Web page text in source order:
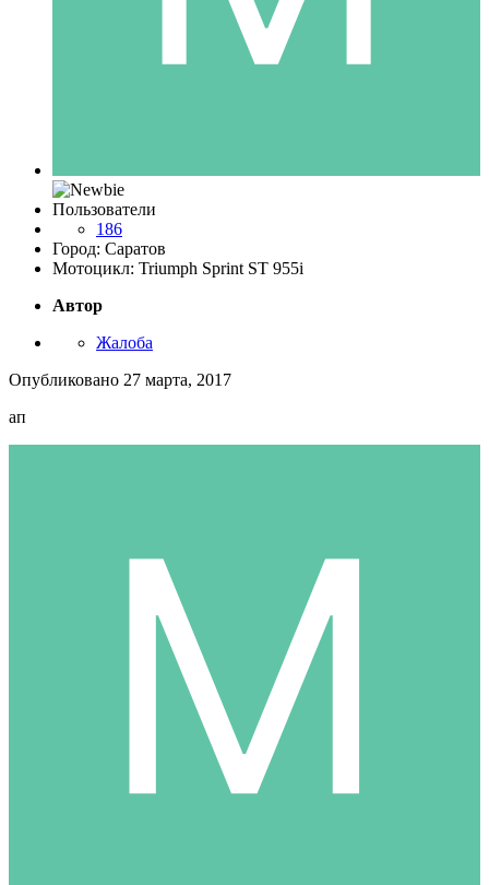
Пользователи
186
Город: Саратов
Мотоцикл: Triumph Sprint ST 955i
Автор
Жалоба
Опубликовано 27 марта, 2017
ап